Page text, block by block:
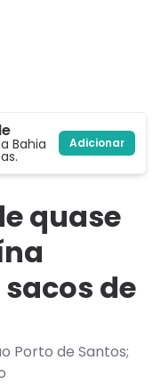
Bahia Adicionar
quase
de
Porto de Santos;